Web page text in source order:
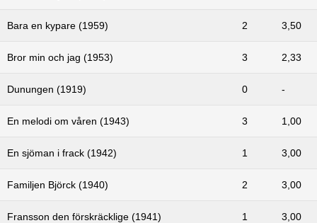
Bara en kypare (1959) 2 3,50
Bror min och jag (1953) 3 2,33
Dunungen (1919) 0 -
En melodi om våren (1943) 3 1,00
En sjöman i frack (1942) 1 3,00
Familjen Björck (1940) 2 3,00
Fransson den förskräcklige (1941) 1 3,00